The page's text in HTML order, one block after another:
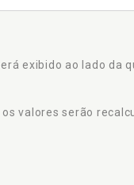
exibido ao lado da
valores serão